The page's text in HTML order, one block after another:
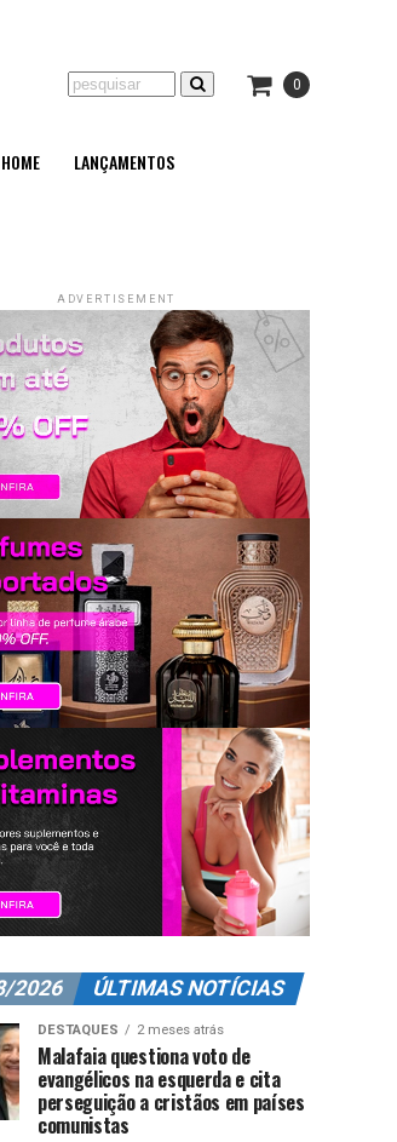
0
HOME LANÇAMENTOS
ADVERTISEMENT
2026 ÚLTIMAS NOTÍCIAS
DESTAQUES 2 meses atrás
Malafaia questiona voto de
evangélicos na esquerda e cita
perseguição a cristãos em países
comunistas